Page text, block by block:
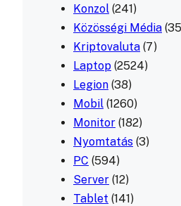
Konzol (241)
Közösségi Média
Kriptovaluta (7)
Laptop (2524)
Legion (38)
Mobil (1260)
Monitor (182)
Nyomtatás (3)
PC (594)
Server (12)
Tablet (141)